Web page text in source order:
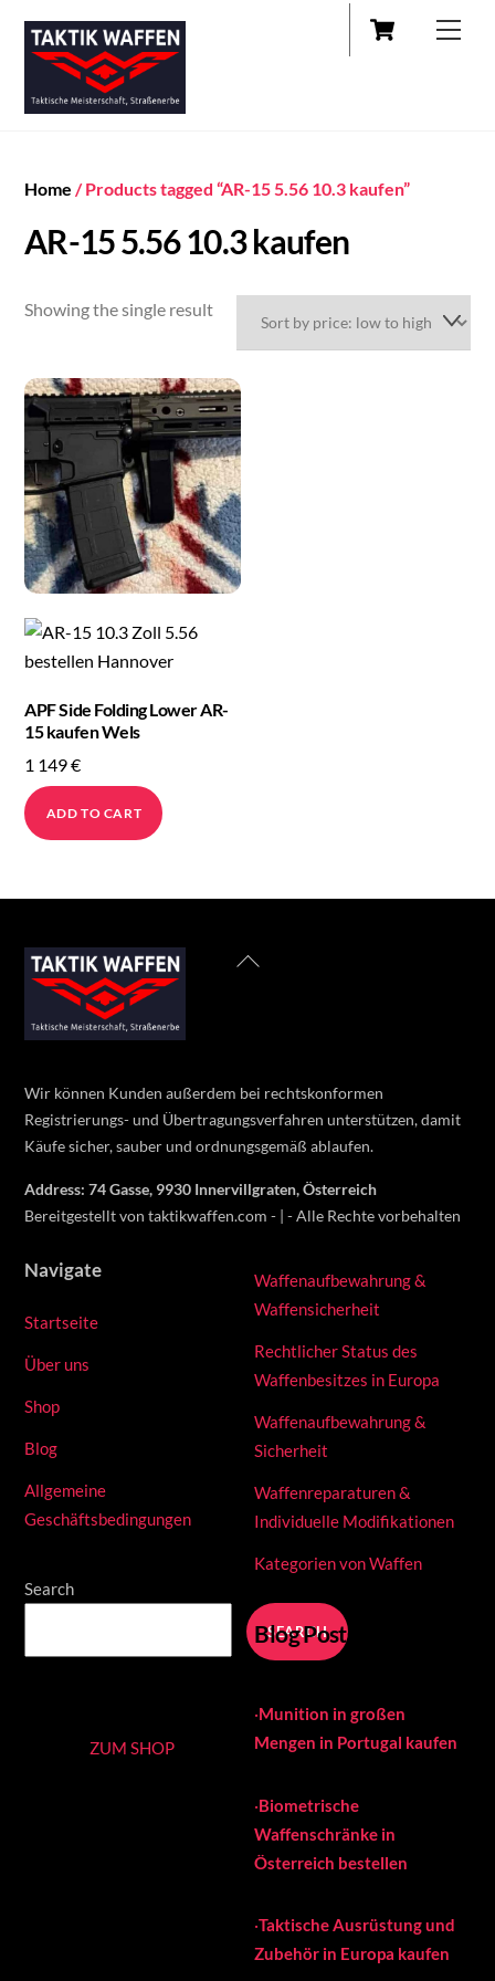
content
Cart
Home / Products tagged “AR-15 5.56 10.3 kaufen”
AR-15 5.56 10.3 kaufen
Showing the single result
APF Side Folding Lower AR-
15 kaufen Wels
1 149€
ADD TO CART
Back
Wir können Kunden außerdem bei rechtskonformen
Registrierungs- und Übertragungsverfahren unterstützen, damit
Käufe sicher, sauber und ordnungsgemäß ablaufen.
Address: 74 Gasse, 9930 Innervillgraten, Österreich
Bereitgestellt von taktikwaffen.com - | - Alle Rechte vorbehalten
Navigate
Startseite
Über uns
Shop
Blog
Allgemeine
Geschäftsbedingungen
Search
SEARCH
Waffenaufbewahrung &
Waffensicherheit
Rechtlicher Status des
Waffenbesitzes in Europa
Waffenaufbewahrung &
Sicherheit
Waffenreparaturen &
Individuelle Modifikationen
Kategorien von Waffen
Blog Posts
ZUM SHOP
·Munition in großen
Mengen in Portugal kaufen
·Biometrische
Waffenschränke in
Österreich bestellen
·Taktische Ausrüstung und
Zubehör in Europa kaufen